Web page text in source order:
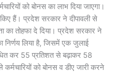
को बोनस का लाभ दिया जाएगा।
हैं। प्रदेश सरकार ने दीपावली से
का तोहफा दे दिया। प्रदेश सरकार ने
निर्णय लिया है, जिसमें एक जुलाई
कर 55 प्रतिशत से बढ़ाकर 58
को बोनस व डीए जारी करने